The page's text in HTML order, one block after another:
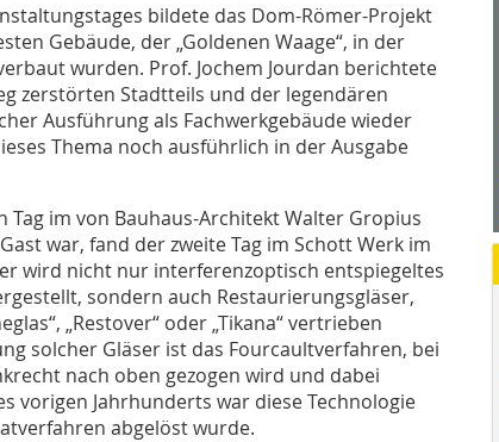
bildete das Dom-Römer-Projekt
Gebäude, der „Goldenen Waage“, in der
wurden. Prof. Jochem Jourdan berichtete
zerstörten Stadtteils und der legendären
Ausführung als Fachwerkgebäude wieder
Thema noch ausführlich in der Ausgabe
Tag im von Bauhaus-Architekt Walter Gropius
war, fand der zweite Tag im Schott Werk im
wird nicht nur interferenzoptisch entspiegeltes
sondern auch Restaurierungsgläser,
„Restover“ oder „Tikana“ vertrieben
solcher Gläser ist das Fourcaultverfahren, bei
nach oben gezogen wird und dabei
vorigen Jahrhunderts war diese Technologie
abgelöst wurde.